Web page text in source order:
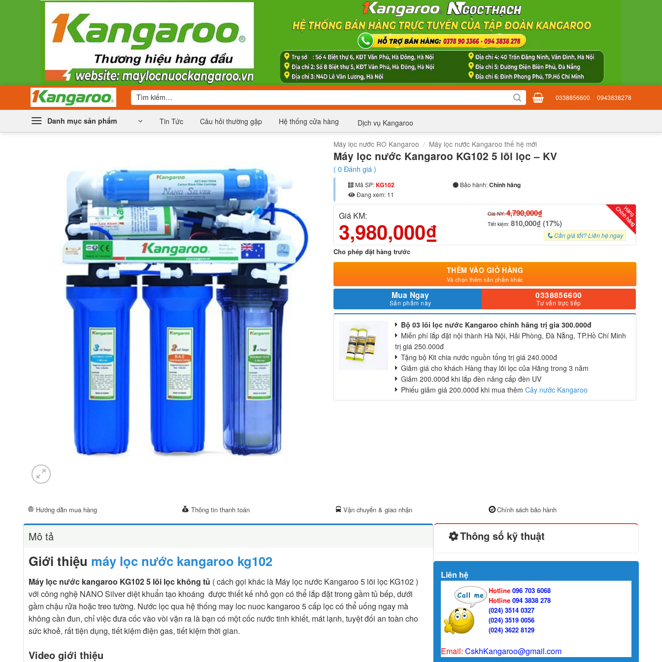
Tìm
kiếm:
0338856600 0943838278
Danh mục sản phẩm Tin Tức Câu hỏi thường gặp Hệ thống cửa hàng Dịch vụ Kangaroo
Máy lọc nước RO Kangaroo / Máy lọc nước Kangaroo thế hệ mới
Máy lọc nước Kangaroo KG102 5 lõi lọc – KV
( 0Đánh giá )
Mã SP:KG102 Bảo hành:Chính hãng
Đang xem: 11
Giá KM:
3,980,000₫
Giá NY:4,790,000₫
Tiết kiệm: 810,000₫ (17%)
Cần giá tốt? Liên hệ ngay
Cho phép đặt hàng trước
THÊM VÀO GIỎ HÀNG
Và chọn thêm sản phẩm khác
Mua Ngay
Sản phẩm này
0338856600
Tư vấn trực tiếp
Bộ 03 lõi lọc nước Kangaroo chính hãng trị gia 300.000đ
Miễn phí lắp đặt nội thành Hà Nội, Hải Phòng, Đà Nẵng, TP.Hồ Chí Minh
trị giá 250.000đ
Tặng bộ Kit chia nước nguồn tổng trị giá 240.000đ
Giảm giá cho khách Hàng thay lõi lọc của Hãng trong 3 năm
Giảm 200.000đ khi lắp đèn nâng cấp đèn UV
Phiếu giảm giá 200.000đ khi mua thêm Cây nước Kangaroo
Hướng dẫn mua hàng Thông tin thanh toán Vận chuyển & giao nhận Chính sách bảo hành
Mô tả
Giới thiệu máy lọc nước kangaroo kg102
Máy lọc nước kangaroo KG102 5 lõi lọc không tủ ( cách gọi khác là Máy lọc nước Kangaroo 5 lõi lọc KG102 )
với công nghệ NANO Silver diệt khuẩn tạo khoáng được thiết kế nhỏ gọn có thể lắp đặt trong gầm tủ bếp, dưới
gầm chậu rửa hoặc treo tường. Nước lọc qua hệ thống may loc nuoc kangaroo 5 cấp lọc có thể uống ngay mà
không cần đun, chỉ việc đưa cốc vào vòi vặn ra là bạn có một cốc nước tinh khiết, mát lạnh, tuyệt đối an toàn cho
sức khoẻ, rất tiện dụng, tiết kiệm điện gas, tiết kiệm thời gian.
Video giới thiệu
Thông số kỹ thuật
Liên hệ
Hotline096 703 6068
Hotline094 3838 278
(024) 3514 0327
(024) 3519 0056
(024) 3622 8129
Email: CskhKangaroo@gmail.com